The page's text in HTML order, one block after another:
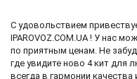
С удовольствием
IPAROVOZ.COM.UA ! У нас
по приятным ценам. Не
где увидите ново 4 кит для
всегда в гармонии качества